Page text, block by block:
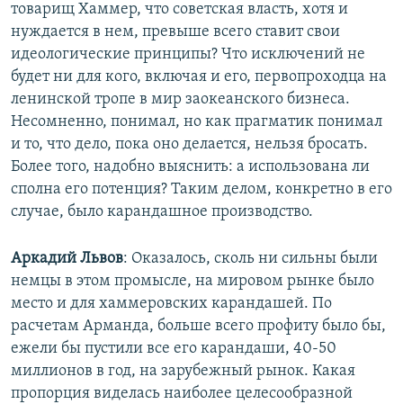
товарищ Хаммер, что советская власть, хотя и
нуждается в нем, превыше всего ставит свои
идеологические принципы? Что исключений не
будет ни для кого, включая и его, первопроходца на
ленинской тропе в мир заокеанского бизнеса.
Несомненно, понимал, но как прагматик понимал
и то, что дело, пока оно делается, нельзя бросать.
Более того, надобно выяснить: а использована ли
сполна его потенция? Таким делом, конкретно в его
случае, было карандашное производство.
Аркадий Львов: Оказалось, сколь ни сильны были
немцы в этом промысле, на мировом рынке было
место и для хаммеровских карандашей. По
расчетам Арманда, больше всего профиту было бы,
ежели бы пустили все его карандаши, 40-50
миллионов в год, на зарубежный рынок. Какая
пропорция виделась наиболее целесообразной